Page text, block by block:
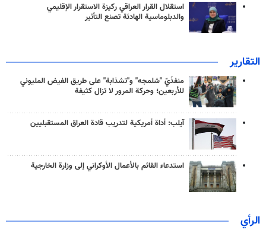
استقلال القرار العراقي ركيزة الاستقرار الإقليمي
والدبلوماسية الهادئة تصنع التأثير
التقارير
منفذَيّ "شلمجه" و"تشذابة" على طريق الفيض المليوني
للأربعين؛ وحركة المرور لا تزال كثيفة
آيلب: أداة أمريكية لتدريب قادة العراق المستقبليين
استدعاء القائم بالأعمال الأوكراني إلى وزارة الخارجية
الرأي